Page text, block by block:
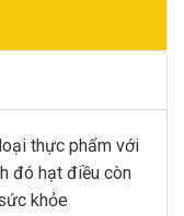
thực phẩm với
đó hạt điều còn
khỏe